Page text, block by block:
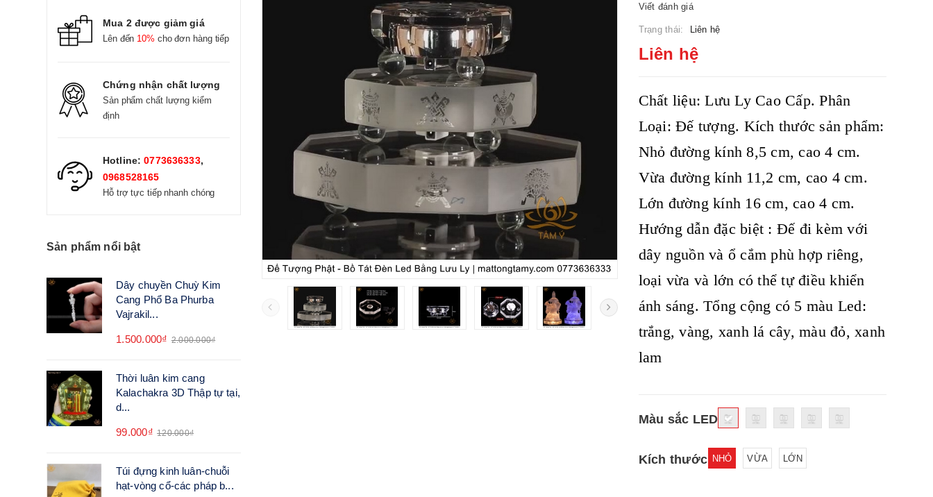
Mua 2 được giảm giá
Lên đến 10% cho đơn hàng tiếp
Chứng nhận chất lượng
Sản phẩm chất lượng kiểm
định
Hotline:0773636333,
0968528165
Hỗ trợ tực tiếp nhanh chóng
Sản phẩm nổi bật
Dây chuyền Chuỳ Kim
Cang Phổ Ba Phurba
Vajrakil...
1.500.000₫ 2.000.000₫
Thời luân kim cang
Kalachakra 3D Thập tự tại,
d...
99.000₫ 120.000₫
Túi đựng kinh luân-chuỗi
hạt-vòng cổ-các pháp b...
Viết đánh giá
Trạng thái: Liên hệ
Liên hệ
Chất liệu: Lưu Ly Cao Cấp. Phân
Loại: Đế tượng. Kích thước sản phẩm:
Nhỏ đường kính 8,5 cm, cao 4 cm.
Vừa đường kính 11,2 cm, cao 4 cm.
Lớn đường kính 16 cm, cao 4 cm.
Hướng dẫn đặc biệt : Đế đi kèm với
dây nguồn và ổ cắm phù hợp riêng,
loại vừa và lớn có thể tự điều khiển
ánh sáng. Tổng cộng có 5 màu Led:
trắng, vàng, xanh lá cây, màu đỏ, xanh
lam
Màu sắc LED
Kích thước NHỎ VỪA LỚN